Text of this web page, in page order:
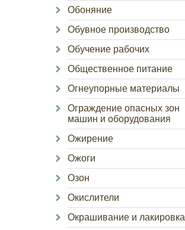
Обоняние
Обувное производство
Обучение рабочих
Общественное питание
Огнеупорные материалы
Ограждение опасных зон
машин и оборудования
Ожирение
Ожоги
Озон
Окислители
Окрашивание и лакировка